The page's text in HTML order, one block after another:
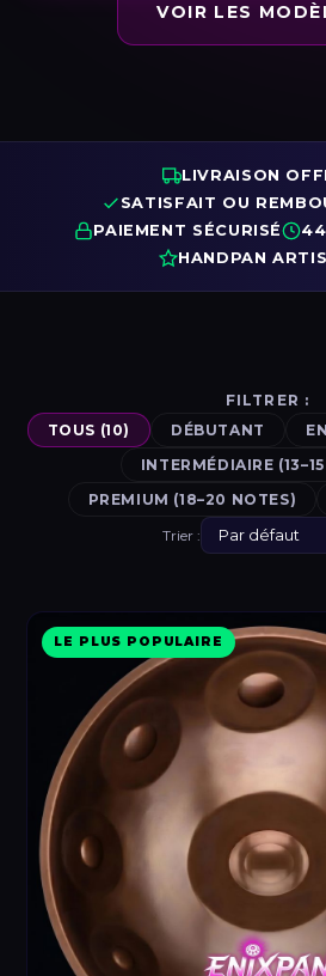
VOIR LES
LIVRAISON
SATISFAIT OU
PAIEMENT SÉCURISÉ
HANDPAN
FILTRER :
TOUS (10)
DÉBUTANT
INTERMÉDIAIRE
PREMIUM (18–20 NOTES)
Trier :
LE PLUS POPULAIRE